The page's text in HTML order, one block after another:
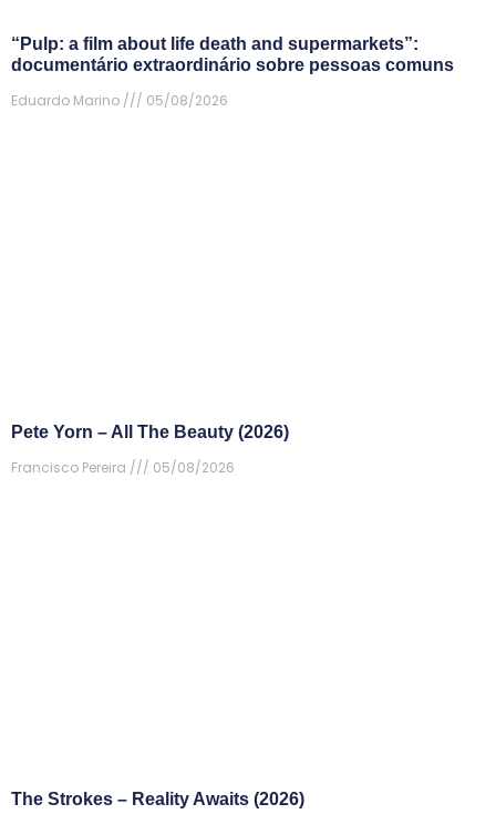
“Pulp: a film about life death and supermarkets”:
documentário extraordinário sobre pessoas comuns
Eduardo Marino
05/08/2026
Pete Yorn – All The Beauty (2026)
Francisco Pereira
05/08/2026
The Strokes – Reality Awaits (2026)